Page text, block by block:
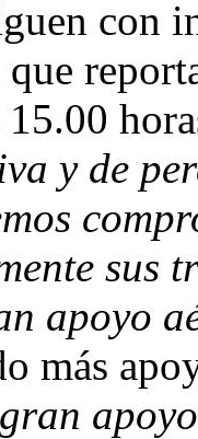
con
15.00
y de
sus
apoyo
más